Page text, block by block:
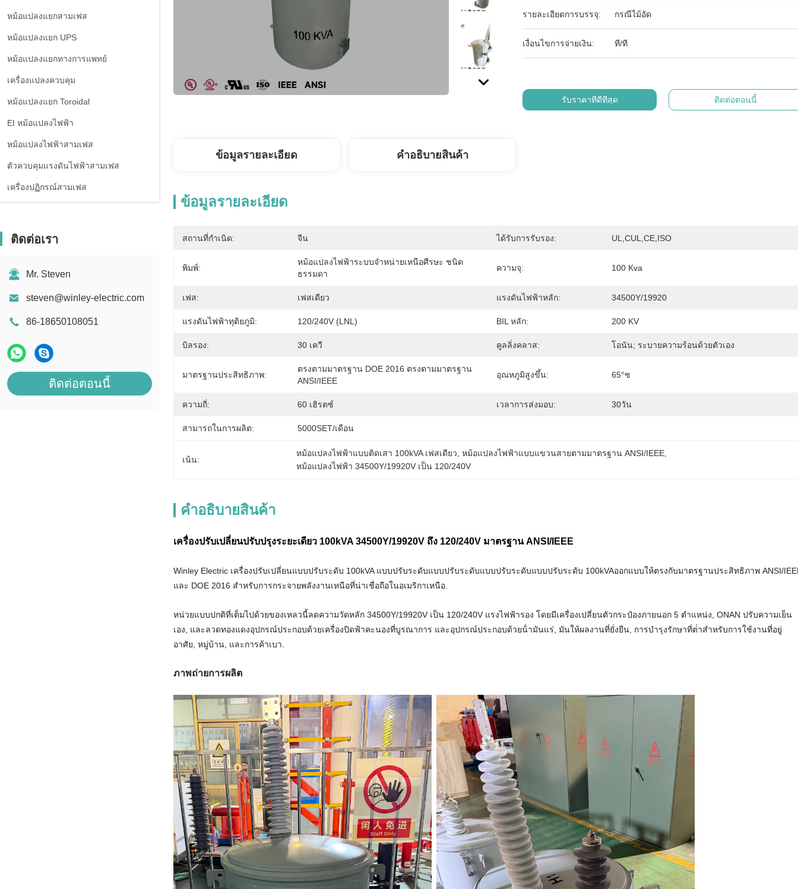
หม้อแปลงแยกสามเฟส
หม้อแปลงแยก UPS
หม้อแปลงแยกทางการแพทย์
เครื่องแปลงควบคุม
หม้อแปลงแยก Toroidal
EI หม้อแปลงไฟฟ้า
หม้อแปลงไฟฟ้าสามเฟส
ตัวควบคุมแรงดันไฟฟ้าสามเฟส
เครื่องปฏิกรณ์สามเฟส
ติดต่อเรา
Mr. Steven
steven@winley-electric.com
86-18650108051
ติดต่อตอนนี้
รายละเอียดการบรรจุ: กรณีไม้อัด
เงื่อนไขการจ่ายเงิน: ที/ที
รับราคาที่ดีที่สุด ติดต่อตอนนี้
ข้อมูลรายละเอียด คําอธิบายสินค้า
ข้อมูลรายละเอียด
สถานที่กำเนิด: จีน ได้รับการรับรอง: UL,cUL,CE,ISO
พิมพ์:
หม้อแปลงไฟฟ้าระบบจำหน่ายเหนือศีรษะ ชนิด
ธรรมดา
ความจุ: 100 Kva
เฟส: เฟสเดียว แรงดันไฟฟ้าหลัก: 34500Y/19920
แรงดันไฟฟ้าทุติยภูมิ: 120/240V (LNL) BIL หลัก: 200 KV
บิลรอง: 30 เควี คูลลิ่งคลาส: โอนัน; ระบายความร้อนด้วยตัวเอง
มาตรฐานประสิทธิภาพ:
ตรงตามมาตรฐาน DOE 2016 ตรงตามมาตรฐาน
ANSI/IEEE
อุณหภูมิสูงขึ้น: 65°ซ
ความถี่: 60 เฮิรตซ์ เวลาการส่งมอบ: 30วัน
สามารถในการผลิต: 5000SET/เดือน
เน้น:
หม้อแปลงไฟฟ้าแบบติดเสา 100kVA เฟสเดียว , หม้อแปลงไฟฟ้าแบบแขวนสายตามมาตรฐาน ANSI/IEEE
หม้อแปลงไฟฟ้า 34500Y/19920V เป็น 120/240V
คําอธิบายสินค้า
เครื่องปรับเปลี่ยนปรับปรุงระยะเดียว 100kVA 34500Y/19920V ถึง 120/240V มาตรฐาน ANSI/IEEE
Winley Electric เครื่องปรับเปลี่ยนแบบปรับระดับ 100kVA แบบปรับระดับแบบปรับระดับแบบปรับระดับแบบปรับระดับ 100kVAออกแบบให้ตรงกับมาตรฐานประสิทธิภาพ ANSI/
และ DOE 2016 สําหรับการกระจายพลังงานเหนือที่น่าเชื่อถือในอเมริกาเหนือ.
หน่วยแบบปกติที่เต็มไปด้วยของเหลวนี้ลดความวัดหลัก 34500Y/19920V เป็น 120/240V แรงไฟฟ้ารอง โดยมีเครื่องเปลี่ยนตัวกระป๋องภายนอก 5 ตําแหน่ง, ONAN ปรับความเย็น
เอง, และลวดทองแดงอุปกรณ์ประกอบด้วยเครื่องปิดฟ้าคะนองที่บูรณาการ และอุปกรณ์ประกอบด้วยน้ํามันแร่, มันให้ผลงานที่ยั่งยืน, การบํารุงรักษาที่ต่ําสําหรับการใช้งานที่อยู่
อาศัย, หมู่บ้าน, และการค้าเบา.
ภาพถ่ายการผลิต